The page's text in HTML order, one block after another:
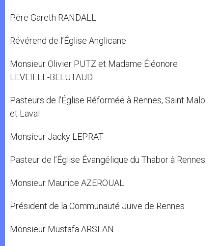
Père Gareth RANDALL
Révérend de l’Église Anglicane
Monsieur Olivier PUTZ et Madame Éléonore
LEVEILLE-BELUTAUD
Pasteurs de l’Église Réformée à Rennes, Saint Malo
et Laval
Monsieur Jacky LEPRAT
Pasteur de l’Église Évangélique du Thabor à Rennes
Monsieur Maurice AZEROUAL
Président de la Communauté Juive de Rennes
Monsieur Mustafa ARSLAN